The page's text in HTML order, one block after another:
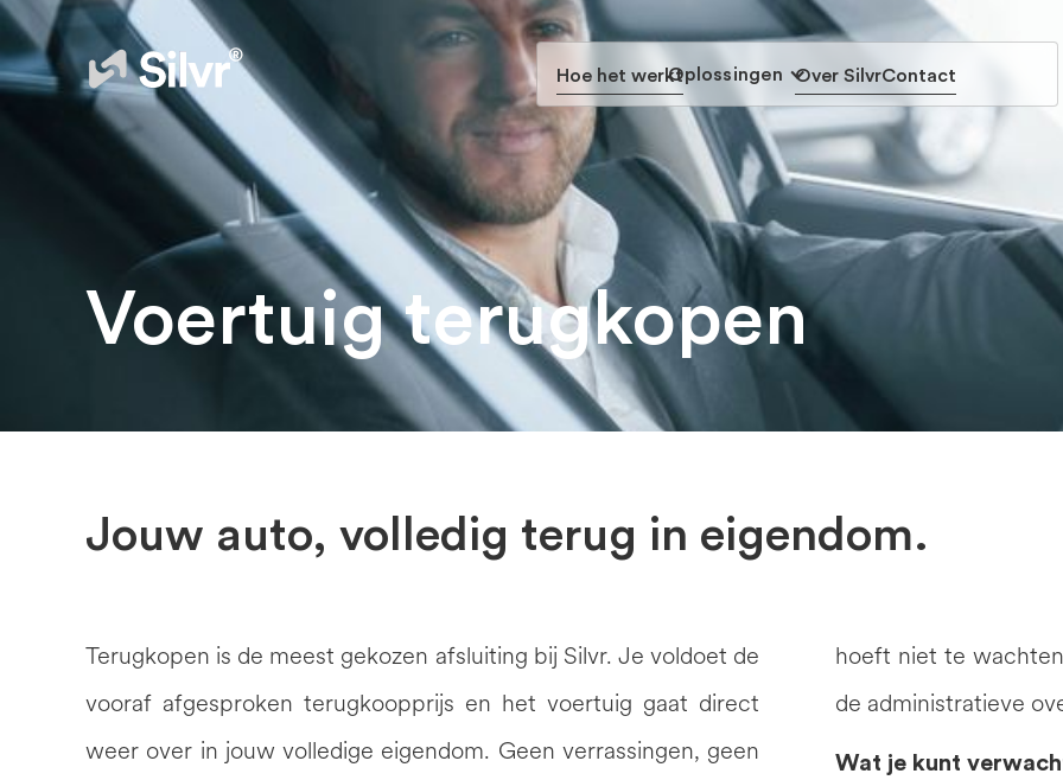
Hoe het werktOplossingen Over SilvrContact
Voertuig terugkopen
Jouw auto, volledig terug in eigendom.
Terugkopen is de meest gekozen afsluiting bij Silvr. Je voldoet de
vooraf afgesproken terugkoopprijs en het voertuig gaat direct
weer over in jouw volledige eigendom. Geen verrassingen, geen
hoeft niet te
de administratieve
Wat je kunt